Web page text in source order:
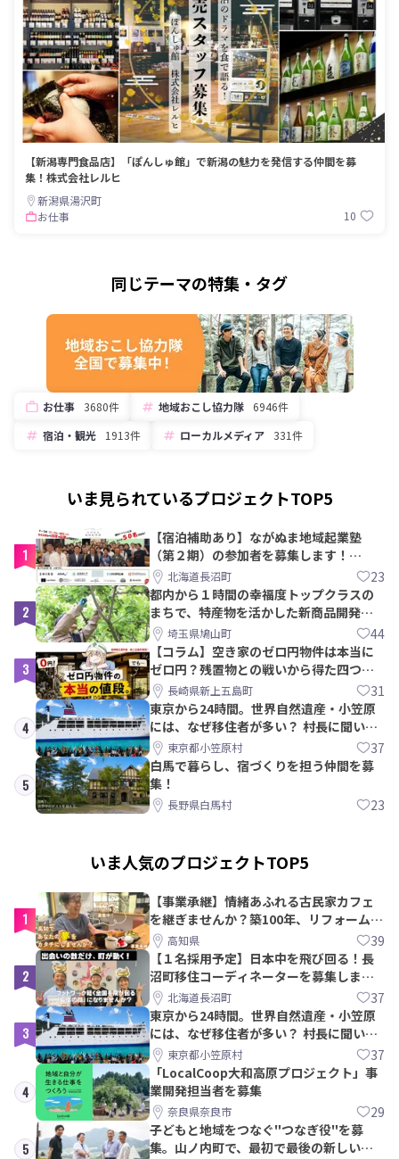
【新潟専門食品店】「ぽんしゅ館」で新潟の魅力を発信する仲間を募
集！株式会社レルヒ
新潟県湯沢町
お仕事
10
同じテーマの特集・タグ
お仕事 3680件 地域おこし協力隊
6946件
宿泊・観光
1913件 ローカルメディア 331件
いま見られているプロジェクトTOP5
1
【宿泊補助あり】ながぬま地域起業塾
（第２期）の参加者を募集します！
【8/21〆】
北海道長沼町 23
2
都内から１時間の幸福度トップクラスの
まちで、特産物を活かした新商品開発＆
PRメンバー募集！
埼玉県鳩山町 44
3
【コラム】空き家のゼロ円物件は本当に
ゼロ円？残置物との戦いから得た四つの
教訓｜新上五島町
長崎県新上五島町 31
4
東京から24時間。世界自然遺産・小笠原
には、なぜ移住者が多い？ 村長に聞いて
みた東京都小笠原村 37
5
白馬で暮らし、宿づくりを担う仲間を募
集！
長野県白馬村 23
いま人気のプロジェクトTOP5
1
【事業承継】情緒あふれる古民家カフェ
を継ぎませんか？築100年、リフォームか
ら約10年！
高知県 39
2
【１名採用予定】日本中を飛び回る！長
沼町移住コーディネーターを募集しま
す！北海道長沼町 37
3
東京から24時間。世界自然遺産・小笠原
には、なぜ移住者が多い？ 村長に聞いて
みた東京都小笠原村 37
4
「LocalCoop大和高原プロジェクト」事
業開発担当者を募集
奈良県奈良市 29
5
子どもと地域をつなぐ"つなぎ役"を募
集。山ノ内町で、最初で最後の新しい学